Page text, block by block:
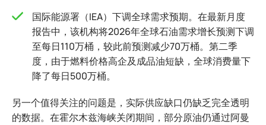
国际能源署（IEA）下调全球需求预期。在最新月度
报告中，该机构将2026年全球石油需求增长预测下调
至每日110万桶，较此前预测减少70万桶。第二季
度，由于燃料价格高企及成品油短缺，全球消费量下
降了每日500万桶。
另一个值得关注的问题是，实际供应缺口仍缺乏完全透明
的数据。在霍尔木兹海峡关闭期间，部分原油仍通过阿曼